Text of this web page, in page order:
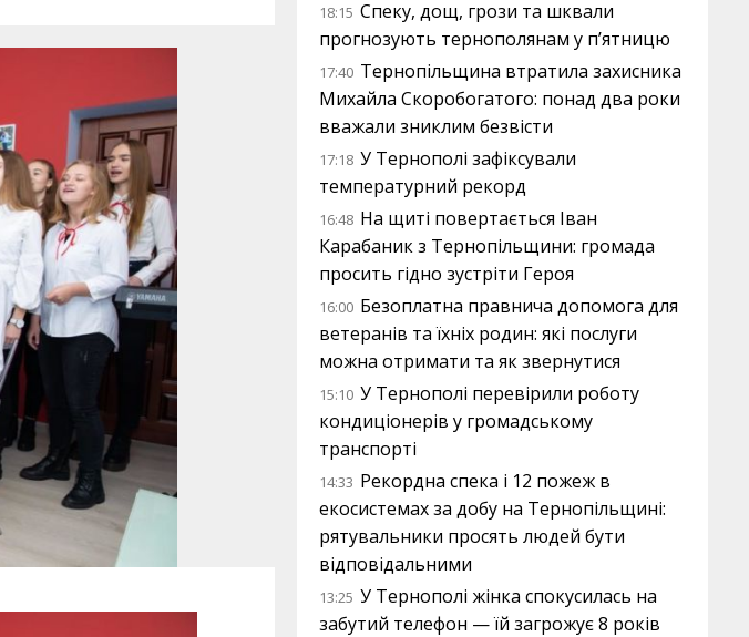
18:15 Спеку, дощ, грози та шквали
прогнозують тернополянам у п’ятницю
17:40 Тернопільщина втратила захисника
Михайла Скоробогатого: понад два роки
вважали зниклим безвісти
17:18 У Тернополі зафіксували
температурний рекорд
16:48 На щиті повертається Іван
Карабаник з Тернопільщини: громада
просить гідно зустріти Героя
16:00 Безоплатна правнича допомога для
ветеранів та їхніх родин: які послуги
можна отримати та як звернутися
15:10 У Тернополі перевірили роботу
кондиціонерів у громадському
транспорті
14:33 Рекордна спека і 12 пожеж в
екосистемах за добу на Тернопільщині:
рятувальники просять людей бути
відповідальними
13:25 У Тернополі жінка спокусилась на
забутий телефон — їй загрожує 8 років